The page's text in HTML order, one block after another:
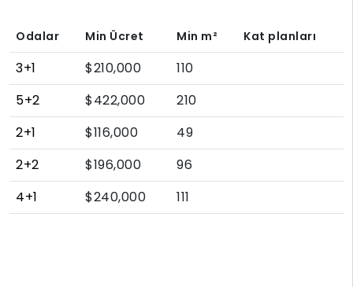
Odalar Min Ücret Min m² Kat planları
3+1 $210,000
110
5+2
$422,000
210
2+1
$116,000
49
2+2
$196,000
96
4+1
$240,000 111